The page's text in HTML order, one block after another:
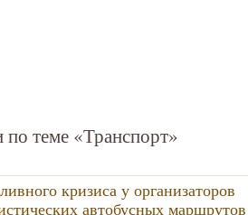
теме «Транспорт»
кризиса у организаторов
автобусных